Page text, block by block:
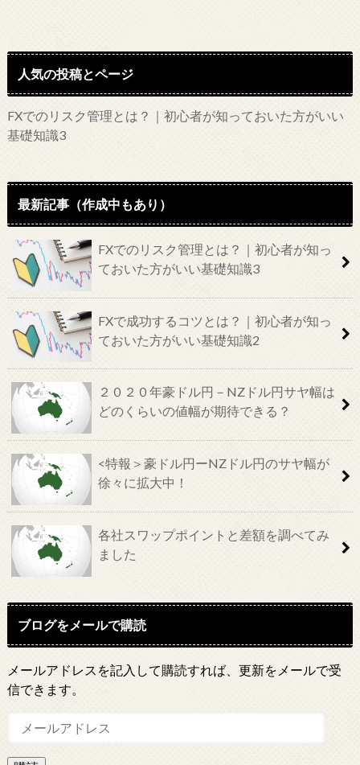
人気の投稿とページ
FXでのリスク管理とは？｜初心者が知っておいた方がいい
基礎知識3
最新記事（作成中もあり）
FXでのリスク管理とは？｜初心者が知っ
ておいた方がいい基礎知識3
FXで成功するコツとは？｜初心者が知っ
ておいた方がいい基礎知識2
２０２０年豪ドル円－NZドル円サヤ幅は
どのくらいの値幅が期待できる？
<特報＞豪ドル円ーNZドル円のサヤ幅が
徐々に拡大中！
各社スワップポイントと差額を調べてみ
ました
ブログをメールで購読
メールアドレスを記入して購読すれば、更新をメールで受
信できます。
ー
ル